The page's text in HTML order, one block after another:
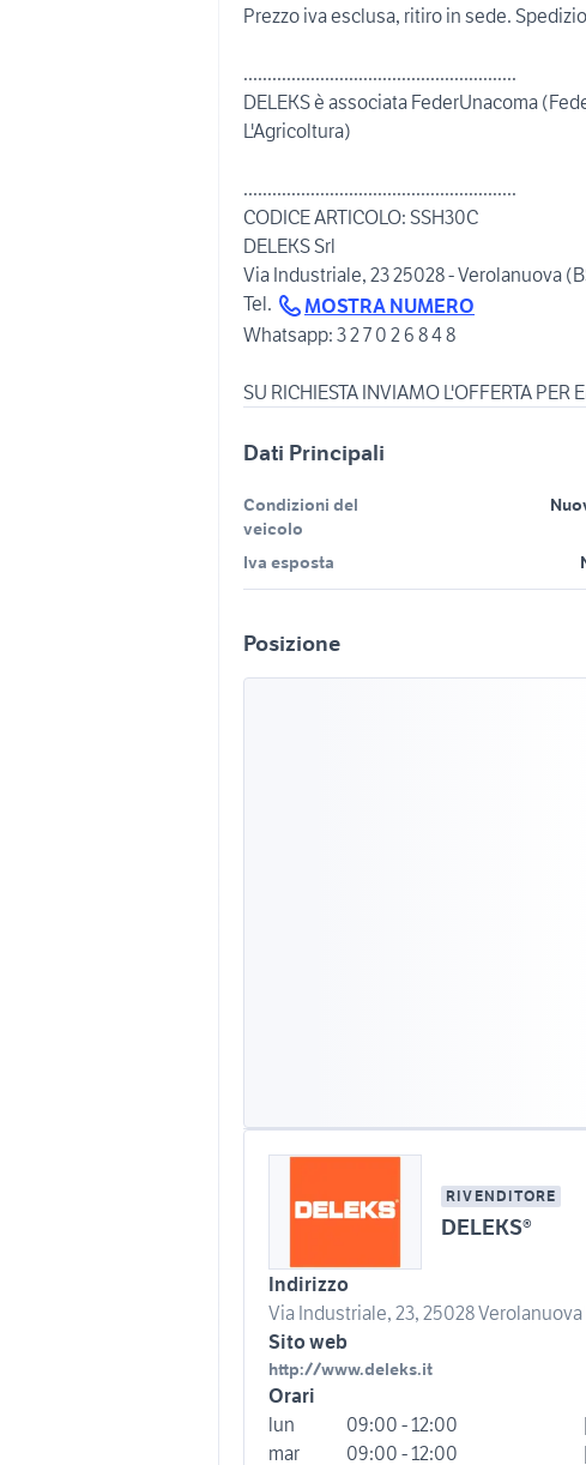
Prezzo iva esclusa, ritiro in sede.
.........................................................
DELEKS è associata FederUnacoma
L'Agricoltura)
.........................................................
CODICE ARTICOLO: SSH30C
DELEKS Srl
Via Industriale, 23 25028 - Verolanuova
Tel.
MOSTRA NUMERO
Whatsapp: 3 2 7 0 2 6 8 4 8
SU RICHIESTA INVIAMO L'OFFERTA PER
Dati Principali
Condizioni del
veicolo
Iva esposta
Posizione
RIVENDITORE
DELEKS®
Indirizzo
Via Industriale, 23, 25028 Verolanuova
Sito web
http://www.deleks.it
Orari
lun
09:00 - 12:00
mar
09:00 - 12:00